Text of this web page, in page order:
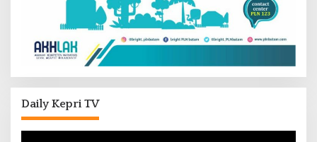
Daily Kepri TV